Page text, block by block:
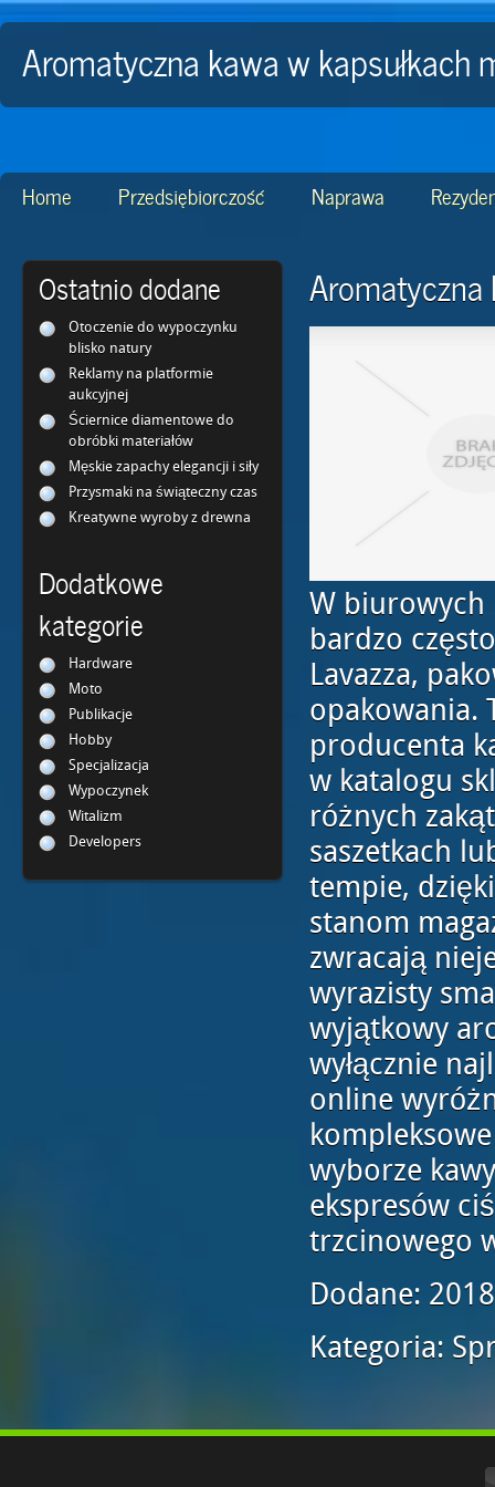
Aromatyczna kawa w kapsułkach
Home Przedsiębiorczość Naprawa
Ostatnio dodane
Otoczenie do wypoczynku
blisko natury
Reklamy na platformie
aukcyjnej
Ściernice diamentowe do
obróbki materiałów
Męskie zapachy elegancji i siły
Przysmaki na świąteczny czas
Kreatywne wyroby z drewna
Dodatkowe
kategorie
Hardware
Moto
Publikacje
Hobby
Specjalizacja
Wypoczynek
Witalizm
Developers
Aromatyczna
W biurowych
bardzo
Lavazza,
opakowania.
producenta
w katalogu
różnych
saszetkach
tempie,
stanom
zwracają
wyrazisty
wyjątkowy
wyłącznie
online
wyborze
ekspresów
trzcinowego
Dodane:
Kategoria: